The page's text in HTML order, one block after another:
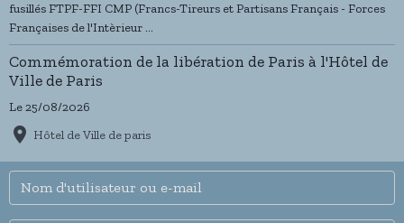
fusillés FTPF-FFI CMP (Francs-Tireurs et Partisans Français - Forces
Françaises de l'Intèrieur ...
Commémoration de la libération de Paris à l'Hôtel de
Ville de Paris
Le 25/08/2026
Hôtel de Ville de paris